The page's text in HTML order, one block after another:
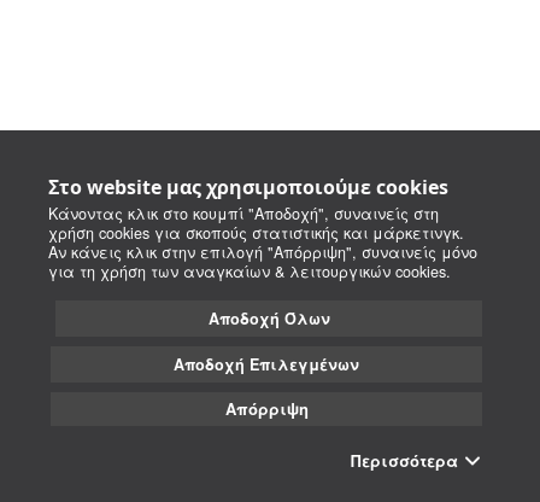
Στο website μας χρησιμοποιούμε cookies
Κάνοντας κλικ στο κουμπί "Αποδοχή", συναινείς στη
χρήση cookies για σκοπούς στατιστικής και μάρκετινγκ.
Αν κάνεις κλικ στην επιλογή "Απόρριψη", συναινείς μόνο
για τη χρήση των αναγκαίων & λειτουργικών cookies.
Αποδοχή Όλων
Αποδοχή Επιλεγμένων
Απόρριψη
Περισσότερα